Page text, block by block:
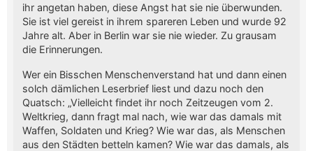
ihr angetan haben, diese Angst hat sie nie überwunden.
Sie ist viel gereist in ihrem spareren Leben und wurde 92
Jahre alt. Aber in Berlin war sie nie wieder. Zu grausam
die Erinnerungen.
Wer ein Bisschen Menschenverstand hat und dann einen
solch dämlichen Leserbrief liest und dazu noch den
Quatsch: „Vielleicht findet ihr noch Zeitzeugen vom 2.
Weltkrieg, dann fragt mal nach, wie war das damals mit
Waffen, Soldaten und Krieg? Wie war das, als Menschen
aus den Städten betteln kamen? Wie war das damals, als